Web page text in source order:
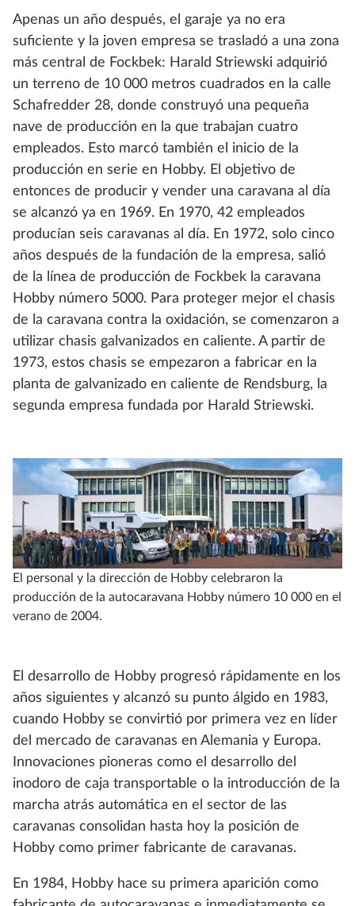
Apenas un año después, el garaje ya no era
suficiente y la joven empresa se trasladó a una zona
más central de Fockbek: Harald Striewski adquirió
un terreno de 10 000 metros cuadrados en la calle
Schafredder 28, donde construyó una pequeña
nave de producción en la que trabajan cuatro
empleados. Esto marcó también el inicio de la
producción en serie en Hobby. El objetivo de
entonces de producir y vender una caravana al día
se alcanzó ya en 1969. En 1970, 42 empleados
producían seis caravanas al día. En 1972, solo cinco
años después de la fundación de la empresa, salió
de la línea de producción de Fockbek la caravana
Hobby número 5000. Para proteger mejor el chasis
de la caravana contra la oxidación, se comenzaron a
utilizar chasis galvanizados en caliente. A partir de
1973, estos chasis se empezaron a fabricar en la
planta de galvanizado en caliente de Rendsburg, la
segunda empresa fundada por Harald Striewski.
El personal y la dirección de Hobby celebraron la
producción de la autocaravana Hobby número 10 000 en el
verano de 2004.
El desarrollo de Hobby progresó rápidamente en los
años siguientes y alcanzó su punto álgido en 1983,
cuando Hobby se convirtió por primera vez en líder
del mercado de caravanas en Alemania y Europa.
Innovaciones pioneras como el desarrollo del
inodoro de caja transportable o la introducción de la
marcha atrás automática en el sector de las
caravanas consolidan hasta hoy la posición de
Hobby como primer fabricante de caravanas.
En 1984, Hobby hace su primera aparición como